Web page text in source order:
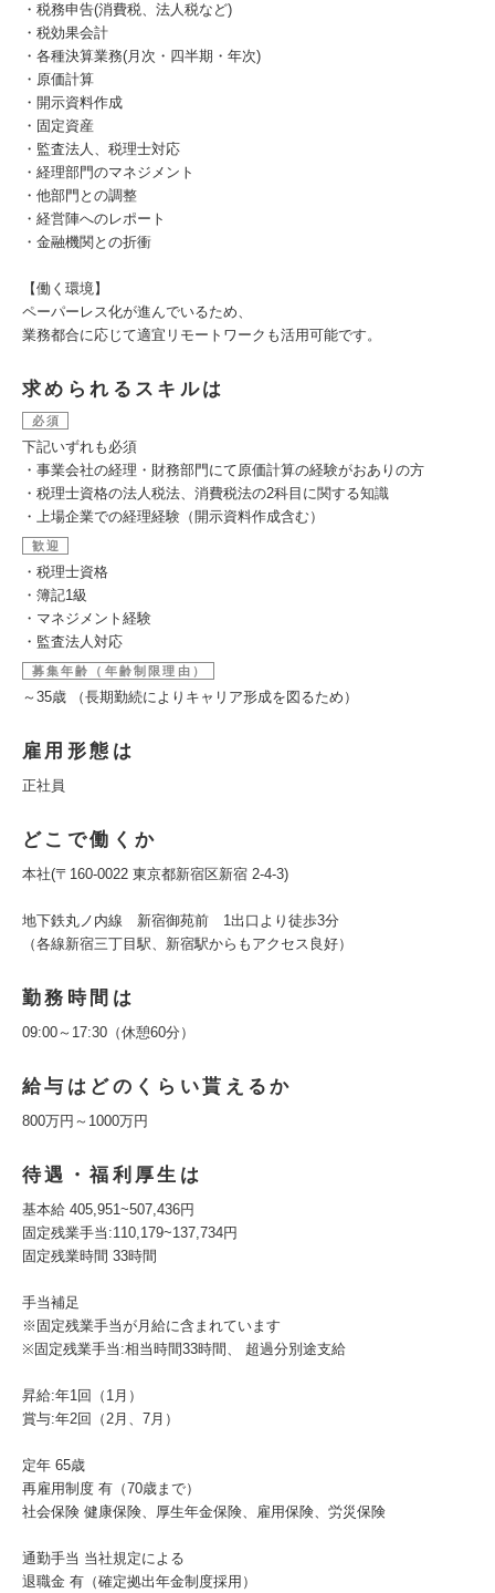
・税務申告(消費税、法人税など)
・税効果会計
・各種決算業務(月次・四半期・年次)
・原価計算
・開示資料作成
・固定資産
・監査法人、税理士対応
・経理部門のマネジメント
・他部門との調整
・経営陣へのレポート
・金融機関との折衝
【働く環境】
ペーパーレス化が進んでいるため、
業務都合に応じて適宜リモートワークも活用可能です。
求められるスキルは
必須
下記いずれも必須
・事業会社の経理・財務部門にて原価計算の経験がおありの方
・税理士資格の法人税法、消費税法の2科目に関する知識
・上場企業での経理経験（開示資料作成含む）
歓迎
・税理士資格
・簿記1級
・マネジメント経験
・監査法人対応
募集年齢（年齢制限理由）
～35歳 （長期勤続によりキャリア形成を図るため）
雇用形態は
正社員
どこで働くか
本社(〒160-0022 東京都新宿区新宿 2-4-3)
地下鉄丸ノ内線 新宿御苑前 1出口より徒歩3分
（各線新宿三丁目駅、新宿駅からもアクセス良好）
勤務時間は
09:00～17:30（休憩60分）
給与はどのくらい貰えるか
800万円～1000万円
待遇・福利厚生は
基本給 405,951~507,436円
固定残業手当:110,179~137,734円
固定残業時間 33時間
手当補足
※固定残業手当が月給に含まれています
※固定残業手当:相当時間33時間、 超過分別途支給
昇給:年1回（1月）
賞与:年2回（2月、7月）
定年 65歳
再雇用制度 有（70歳まで）
社会保険 健康保険、厚生年金保険、雇用保険、労災保険
通勤手当 当社規定による
退職金 有（確定拠出年金制度採用）